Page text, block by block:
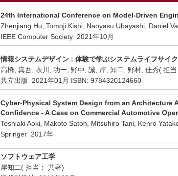
24th International Conference on Model-Driven
Zhenjiang Hu, Tomoji Kishi, Naoyasu Ubayashi, Daniel
IEEE Computer Society 2021年10月
情報システムデザイン : 体験で学ぶシステムライフサイ
高橋, 真吾, 衣川, 功一, 野中, 誠, 岸, 知二, 野村, 佳秀( 担
共立出版 2021年01月 ISBN: 9784320124660
Cyber-Physical System Design from an
Confidence - A Case on Commercial Automotive
Toshiaki Aoki, Makoto Satoh, Mitsuhiro Tani, Kenro
Springer 2017年
ソフトウェア工学
岸知二( 担当： 共著)